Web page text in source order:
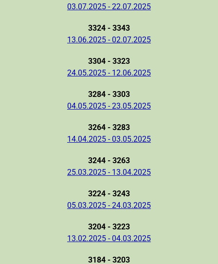
03.07.2025 - 22.07.2025
3324 - 3343
13.06.2025 - 02.07.2025
3304 - 3323
24.05.2025 - 12.06.2025
3284 - 3303
04.05.2025 - 23.05.2025
3264 - 3283
14.04.2025 - 03.05.2025
3244 - 3263
25.03.2025 - 13.04.2025
3224 - 3243
05.03.2025 - 24.03.2025
3204 - 3223
13.02.2025 - 04.03.2025
3184 - 3203